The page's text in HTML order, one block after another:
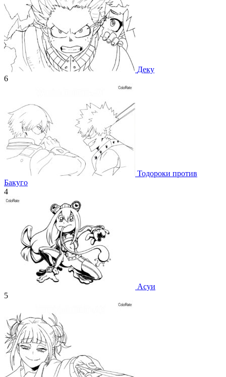
Деку
6
Тодороки против
Бакуго
4
Асуи
5